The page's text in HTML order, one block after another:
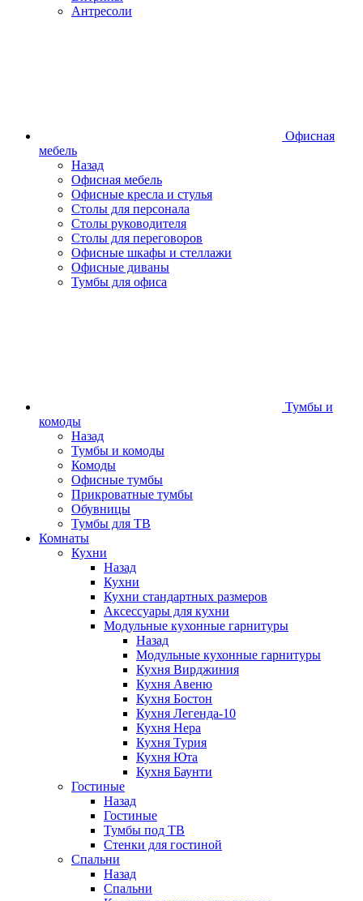
Антресоли
Офисная
мебель
Назад
Офисная мебель
Офисные кресла и стулья
Столы для персонала
Столы руководителя
Столы для переговоров
Офисные шкафы и стеллажи
Офисные диваны
Тумбы для офиса
Тумбы и
комоды
Назад
Тумбы и комоды
Комоды
Офисные тумбы
Прикроватные тумбы
Обувницы
Тумбы для ТВ
Комнаты
Кухни
Назад
Кухни
Кухни стандартных размеров
Аксессуары для кухни
Модульные кухонные гарнитуры
Назад
Модульные кухонные гарнитуры
Кухня Вирджиния
Кухня Авеню
Кухня Бостон
Кухня Легенда-10
Кухня Нера
Кухня Турия
Кухня Юта
Кухня Баунти
Гостиные
Назад
Гостиные
Тумбы под ТВ
Стенки для гостиной
Спальни
Назад
Спальни